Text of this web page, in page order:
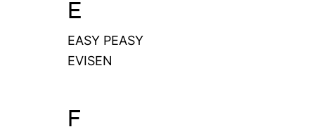
E
EASY PEASY
EVISEN
F